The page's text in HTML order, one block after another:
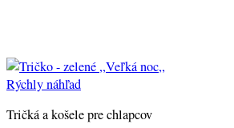
Rýchly náhľad
Tričká a košele pre chlapcov